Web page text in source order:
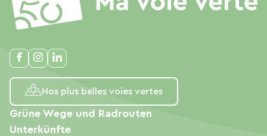
Nos plus belles voies vertes
Grüne Wege und Radrouten
Unterkünfte